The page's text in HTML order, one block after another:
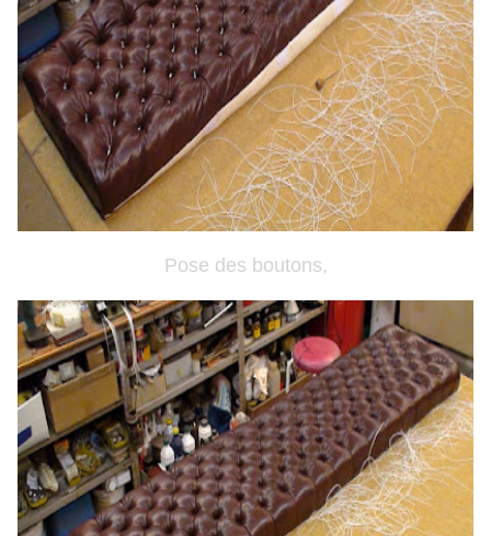
Pose des boutons,